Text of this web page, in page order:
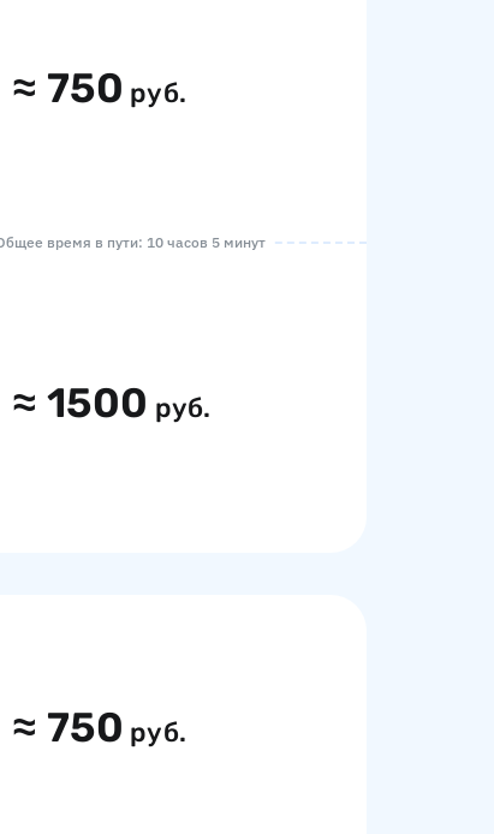
≈ 750 руб.
время в пути: 10 часов 5 минут
≈1500 руб.
≈ 750 руб.